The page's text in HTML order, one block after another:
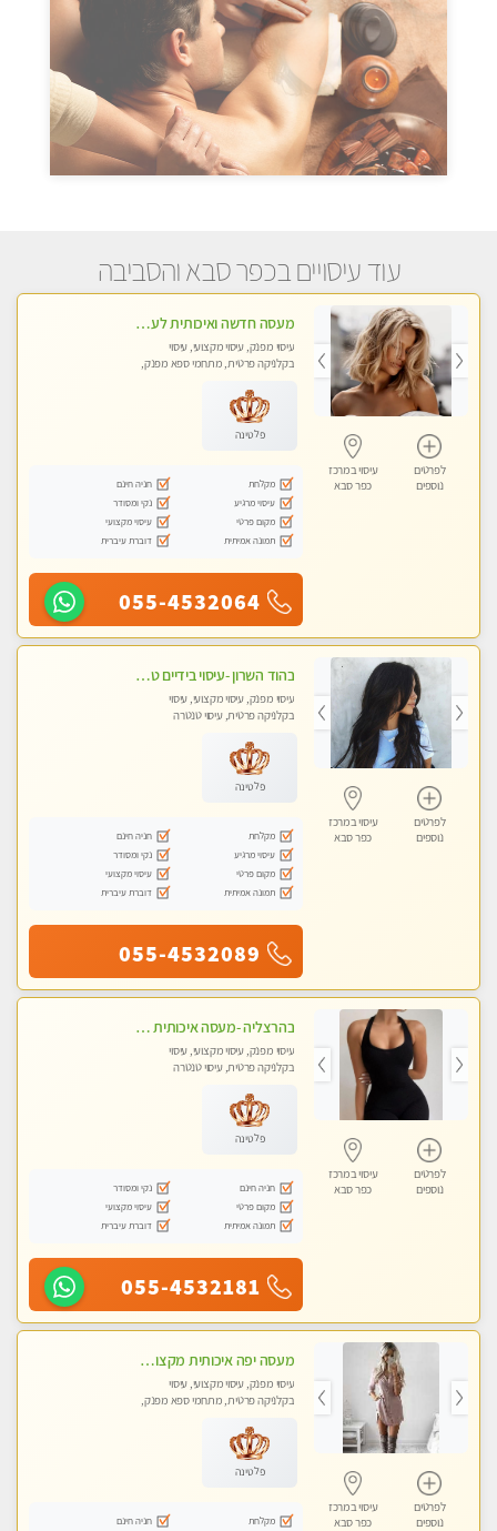
עוד עיסויים בכפר סבא והסביבה
לפרטים
נוספים
עיסוי במרכז
כפר סבא
מעסה חדשה ואיכותית לעיסוי מרגיע ומפנק VIP-מומלץ לחלוטין! פרטי! -ללא מין !!
עיסוי מפנק, עיסוי מקצועי, עיסוי
בקלניקה פרטית, מתחמי ספא מפנק,
פלטינה
מקלחת
חניה חינם
עיסוי מרגיע
נקי ומסודר
מקום פרטי
עיסוי מקצועי
תמונה אמיתית
דוברת עיברית
055-4532064
לפרטים
נוספים
עיסוי במרכז
כפר סבא
בהוד השרון -עיסוי בידיים טובות עם מעסה בעלת ניסיון רב בתחום.
עיסוי מפנק, עיסוי מקצועי, עיסוי
בקלניקה פרטית, עיסוי טנטרה
פלטינה
מקלחת
חניה חינם
עיסוי מרגיע
נקי ומסודר
מקום פרטי
עיסוי מקצועי
תמונה אמיתית
דוברת עיברית
055-4532089
לפרטים
נוספים
עיסוי במרכז
כפר סבא
בהרצליה -מעסה איכותית מקצועית ומפנקת. פרטי לחלוטין ! מומלץ !!אירוח ברמה אחרת ...כולל שתיה חמה/קרה + בקבוק מים
עיסוי מפנק, עיסוי מקצועי, עיסוי
בקלניקה פרטית, עיסוי טנטרה
פלטינה
חניה חינם
נקי ומסודר
מקום פרטי
עיסוי מקצועי
תמונה אמיתית
דוברת עיברית
055-4532181
לפרטים
נוספים
עיסוי במרכז
כפר סבא
מעסה יפה איכותית מקצועית ומפנקת מאוד פרטי מומלץ בחום
עיסוי מפנק, עיסוי מקצועי, עיסוי
בקלניקה פרטית, מתחמי ספא מפנק,
פלטינה
מקלחת
חניה חינם